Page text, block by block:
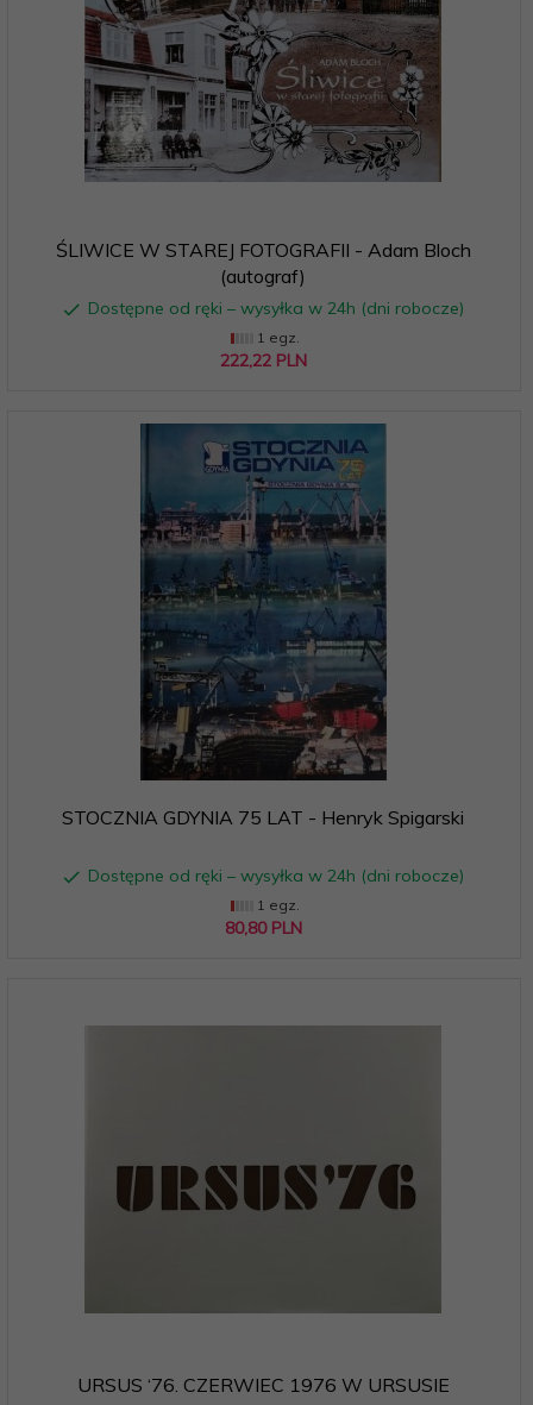
ŚLIWICE W STAREJ FOTOGRAFII - Adam Bloch
(autograf)
Dostępne od ręki – wysyłka w 24h (dni robocze)
1 egz.
222,22 PLN
STOCZNIA GDYNIA 75 LAT - Henryk Spigarski
Dostępne od ręki – wysyłka w 24h (dni robocze)
1 egz.
80,80 PLN
URSUS ‘76. CZERWIEC 1976 W URSUSIE